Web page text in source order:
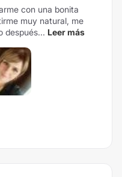
con una bonita
muy natural, me
después... Leer más